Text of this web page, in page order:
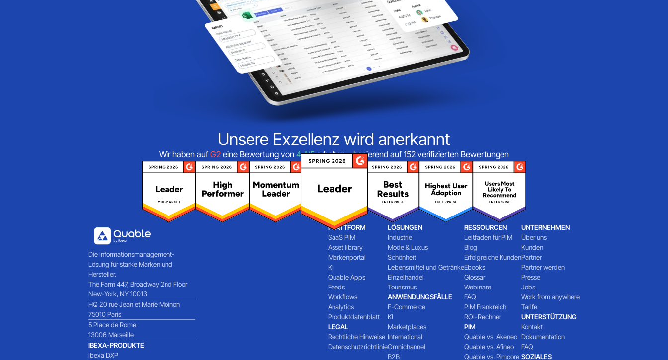
Unsere Exzellenz wird anerkannt
Wir haben aufG2eine Bewertung von 4,4/5erhalten – basierend auf 152 verifizierten Bewertungen
Die Informationsmanagement-
Lösung für starke Marken und
Hersteller.
The Farm 447, Broadway 2nd Floor
New-York, NY 10013
HQ 20 rue Jean et Marie Moinon
75010 Paris
5 Place de Rome
13006 Marseille
IBEXA-PRODUKTE
Ibexa DXP
PLATTFORM
SaaS PIM
Asset library
Markenportal
KI
Quable Apps
Feeds
Workflows
Analytics
Produktdatenblatt
LEGAL
Rechtliche Hinweise
Datenschutzrichtlinie
LÖSUNGEN
Industrie
Mode & Luxus
Schönheit
Lebensmittel und Getränke
Einzelhandel
Tourismus
ANWENDUNGSFÄLLE
E-Commerce
KI
Marketplaces
International
Omnichannel
B2B
RESSOURCEN
Leitfaden für PIM
Blog
Erfolgreiche Kunden
Ebooks
Glossar
Webinare
FAQ
PIM Frankreich
ROI-Rechner
PIM
Quable vs. Akeneo
Quable vs. Afineo
Quable vs. Pimcore
UNTERNEHMEN
Über uns
Kunden
Partner
Partner werden
Presse
Jobs
Work from anywhere
Tarife
UNTERSTÜTZUNG
Kontakt
Dokumentation
FAQ
SOZIALES